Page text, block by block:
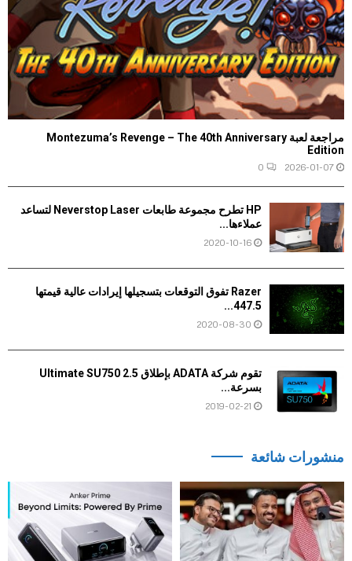
مراجعة لعبة Montezuma’s Revenge – The 40th Anniversary
Edition
2026-01-07
0
HP تطرح مجموعة طابعات Neverstop Laser لتساعد
عملاءها...
2020-10-16
Razer تفوق التوقعات بتسجيلها إيرادات عالية قيمتها
447.5...
2020-08-30
تقوم شركة ADATA بإطلاق Ultimate SU750 2.5
بسرعة...
2019-02-21
منشورات شائعة